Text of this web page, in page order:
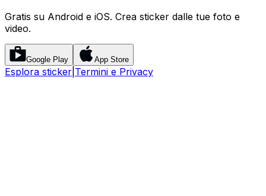
Gratis su Android e iOS. Crea sticker dalle tue foto e
video.
Google Play App Store
Esplora sticker Termini e Privacy